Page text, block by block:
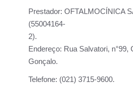
Prestador: OFTALMOCÍNICA
(55004164-
Endereço: Rua Salvatori, n°99,
Gonçalo.
Telefone: (021) 3715-9600.